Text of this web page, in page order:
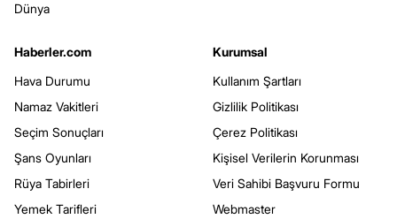
Dünya
Haberler.com
Hava Durumu
Namaz Vakitleri
Seçim Sonuçları
Şans Oyunları
Rüya Tabirleri
Yemek Tarifleri
Kurumsal
Kullanım Şartları
Gizlilik Politikası
Çerez Politikası
Kişisel Verilerin Korunması
Veri Sahibi Başvuru Formu
Webmaster